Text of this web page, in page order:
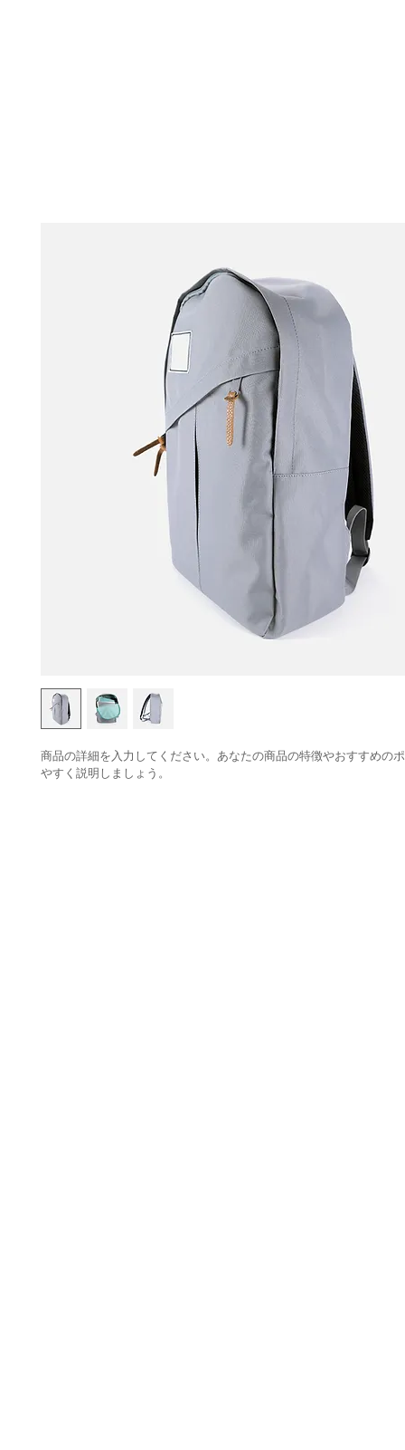
商品の詳細を入力してください。あなたの商品の特徴やおすすめの
やすく説明しましょう。